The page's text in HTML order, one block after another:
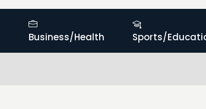
Business/Health Sports/